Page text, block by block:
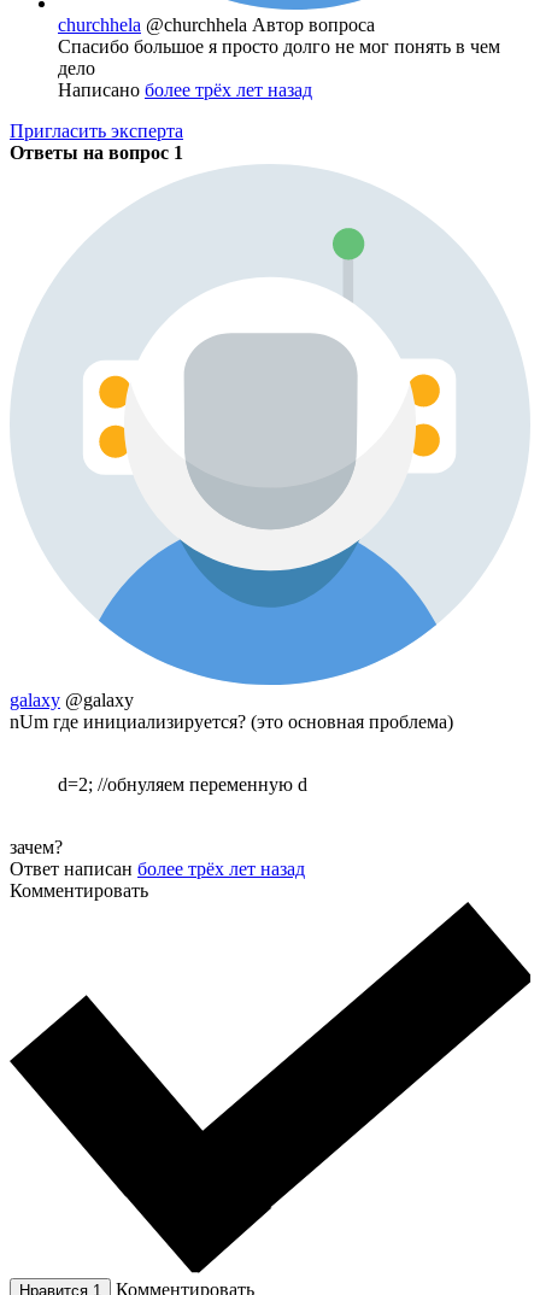
churchhela @churchhela Автор вопроса
Спасибо большое я просто долго не мог понять в чем
дело
Написано более трёх лет назад
Пригласить эксперта
Ответы на вопрос 1
galaxy @galaxy
nUm где инициализируется? (это основная проблема)
d=2; //обнуляем переменную d
зачем?
Ответ написан более трёх лет назад
Комментировать
Нравится 1 Комментировать